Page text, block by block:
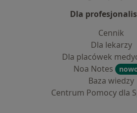
Dla
Cennik
Dla lekarzy
Dla placówek
Noa Notes
Baza wiedzy
Centrum Pomocy dla